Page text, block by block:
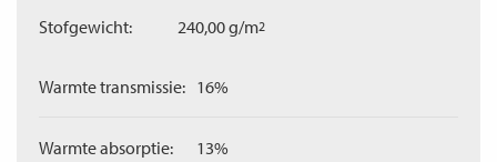
Stofgewicht: 240,00 g/m2
Warmte transmissie: 16%
Warmte absorptie: 13%